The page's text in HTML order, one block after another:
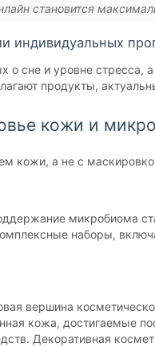
становится
индивидуальных
сне и уровне стресса,
продукты,
кожи и
кожи, а не с
микробиома
наборы,
вершина
кожа, достигаемые
Декоративная